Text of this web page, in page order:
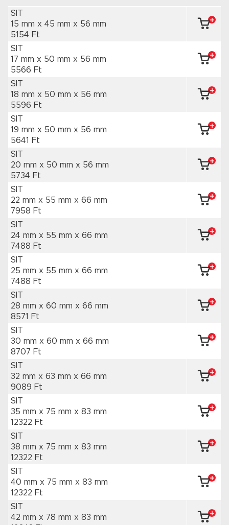
SIT
15 mm x 45 mm x 56 mm
5154 Ft
SIT
17 mm x 50 mm x 56 mm
5566 Ft
SIT
18 mm x 50 mm x 56 mm
5596 Ft
SIT
19 mm x 50 mm x 56 mm
5641 Ft
SIT
20 mm x 50 mm x 56 mm
5734 Ft
SIT
22 mm x 55 mm x 66 mm
7958 Ft
SIT
24 mm x 55 mm x 66 mm
7488 Ft
SIT
25 mm x 55 mm x 66 mm
7488 Ft
SIT
28 mm x 60 mm x 66 mm
8571 Ft
SIT
30 mm x 60 mm x 66 mm
8707 Ft
SIT
32 mm x 63 mm x 66 mm
9089 Ft
SIT
35 mm x 75 mm x 83 mm
12322 Ft
SIT
38 mm x 75 mm x 83 mm
12322 Ft
SIT
40 mm x 75 mm x 83 mm
12322 Ft
SIT
42 mm x 78 mm x 83 mm